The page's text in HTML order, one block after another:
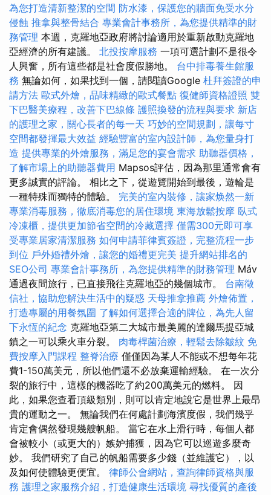
為您打造清新整潔的空間 防水漆，保護您的牆面免受水分
侵蝕 推拿與整骨結合 專業會計事務所，為您提供精準的財
務管理 本週，克羅地亞政府將討論適用於重新啟動克羅地
亞經濟的所有建議。 北投按摩服務 一項可選計劃不是很令
人興奮，所有這些都是社會度假勝地。 台中排毒養生館服
務 無論如何，如果找到一個，請閱讀Google 杜拜簽證的申
請方法 歐式外燴，品味精緻的歐式餐點 復健師資格證照 雙
下巴醫美療程，改善下巴線條 護照換發的流程與要求 新店
的護理之家，關心長者的每一天 巧妙的空間規劃，讓每寸
空間都發揮最大效益 經驗豐富的室內設計師，為您量身打
造 提供專業的外燴服務，滿足您的宴會需求 助聽器價格，
了解市場上的助聽器費用 Mapsos評估，因為那里通常會有
更多誠實的評論。 相比之下，從遊覽開始到最後，遊輪是
一種特殊而獨特的體驗。 完美的室內裝修，讓家焕然一新
專業消毒服務，徹底消毒您的居住環境 東海放鬆按摩 臥式
冷凍櫃，提供更加節省空間的冷藏選擇 僅需300元即可享
受專業居家清潔服務 如何申請菲律賓簽證，完整流程一步
到位 戶外婚禮外燴，讓您的婚禮更完美 提升網站排名的
SEO公司 專業會計事務所，為您提供精準的財務管理 Máv
通過夜間旅行，已直接飛往克羅地亞的幾個城市。 台南徵
信社，協助您解決生活中的疑惑 天母推拿推薦 外燴佈置，
打造專屬的用餐氛圍 了解如何選擇合適的牌位，為先人留
下永恆的紀念 克羅地亞第二大城市最美麗的達爾馬提亞城
鎮之一可以乘火車分裂。 肉毒桿菌治療，輕鬆去除皺紋 免
費按摩入門課程 整脊治療 僅僅因為某人不能或不想每年花
費1-150萬美元，所以他們還不必放棄運輸經驗。 在一次分
裂的旅行中，這樣的機器吃了約200萬美元的燃料。 因
此，如果您查看頂級類別，則可以肯定地說它是世界上最昂
貴的運動之一。 無論我們在何處計劃海濱度假，我們幾乎
肯定會偶然發現幾艘帆船。 當它在水上滑行時，每個人都
會被較小（或更大的）嫉妒捕獲，因為它可以巡遊多麼奇
妙。 我們研究了自己的帆船需要多少錢（並維護它），以
及如何使體驗更便宜。 律師公會網站，查詢律師資格與服
務 護理之家服務介紹，打造健康生活環境 尋找優質的產後